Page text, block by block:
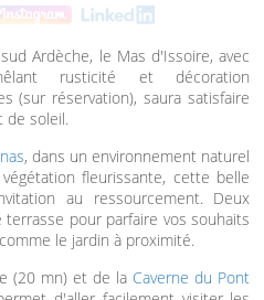
Ardèche, le Mas d'Issoire, avec
rusticité et décoration
(sur réservation), saura satisfaire
de soleil.
, dans un environnement naturel
fleurissante, cette belle
au ressourcement. Deux
pour parfaire vos souhaits
le jardin à proximité.
(20 mn) et de la Caverne du Pont